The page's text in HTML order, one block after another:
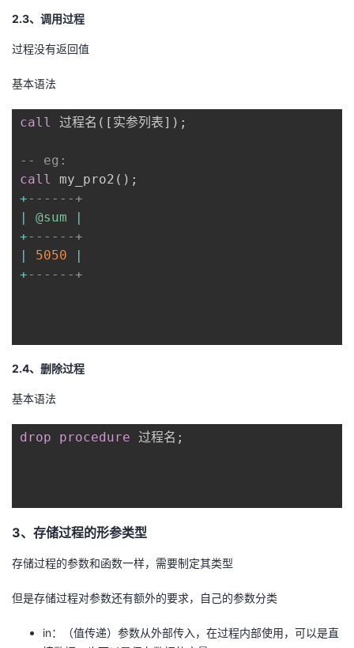
2.3、调用过程
过程没有返回值
基本语法
call 过程名 ( [ 实参列表] ) ;
-- eg:
call
my_pro2 ( ) ;
+------+
|
@sum
|
+------+
|
5050
|
+------+
2.4、删除过程
基本语法
drop procedure 过程名 ;
3、存储过程的形参类型
存储过程的参数和函数一样，需要制定其类型
但是存储过程对参数还有额外的要求，自己的参数分类
in：（值传递）参数从外部传入，在过程内部使用，可以是直